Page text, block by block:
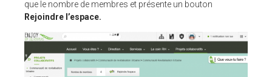
que le nombre de membres et présente un bouton
Rejoindre l’espace.